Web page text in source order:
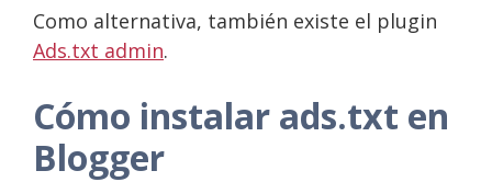
Como alternativa, también existe el plugin
Ads.txt admin.
Cómo instalar ads.txt en
Blogger